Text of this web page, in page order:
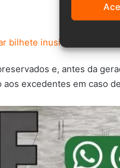
bilhete inusitado em carro
e, antes da
excedentes em caso